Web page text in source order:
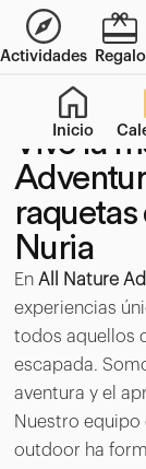
Actividades Regalo
Inicio
Vive la
raquetas
Nuria
En All Nature
experiencias
todos aquellos
escapada.
aventura y el
Nuestro equipo
outdoor ha